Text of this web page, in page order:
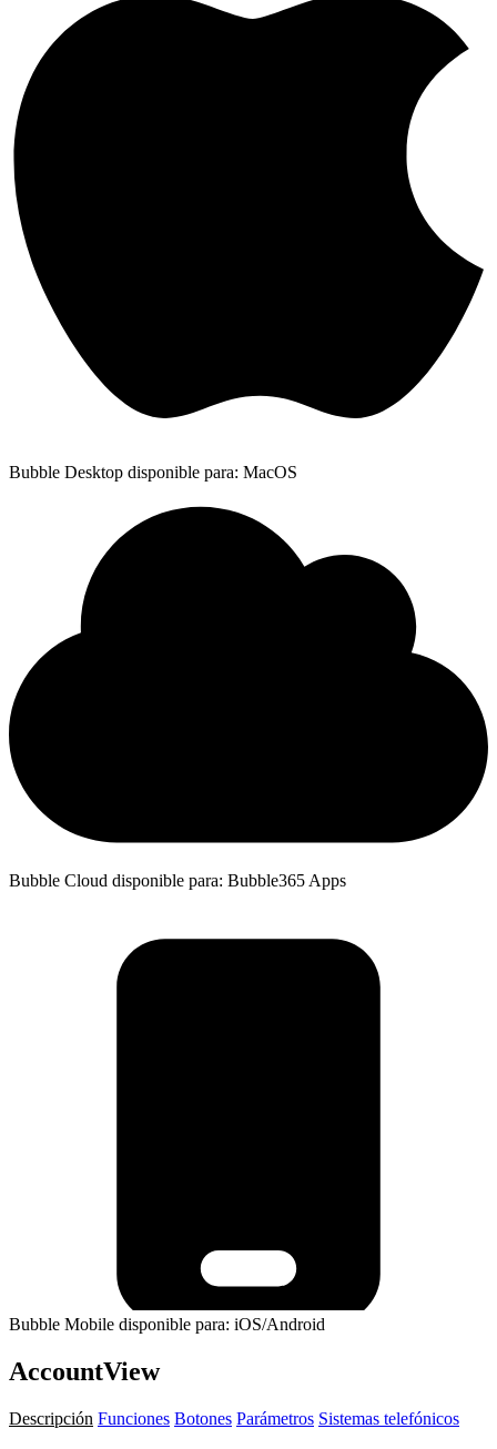
Bubble Desktop disponible para: MacOS
Bubble Cloud disponible para: Bubble365 Apps
Bubble Mobile disponible para: iOS/Android
AccountView
Descripción Funciones Botones Parámetros Sistemas telefónicos